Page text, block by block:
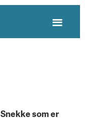
Snekke som er